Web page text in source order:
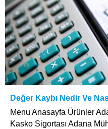
Değer Kaybı Nedir Ve
Menu Anasayfa Ürünler
Kasko Sigortası Adana